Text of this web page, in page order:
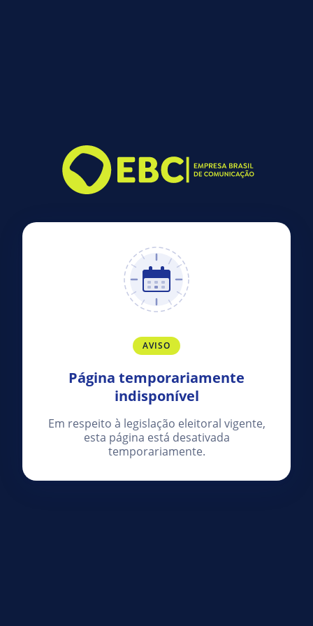
AVISO
Página temporariamente
indisponível
Em respeito à legislação eleitoral vigente,
esta página está desativada
temporariamente.